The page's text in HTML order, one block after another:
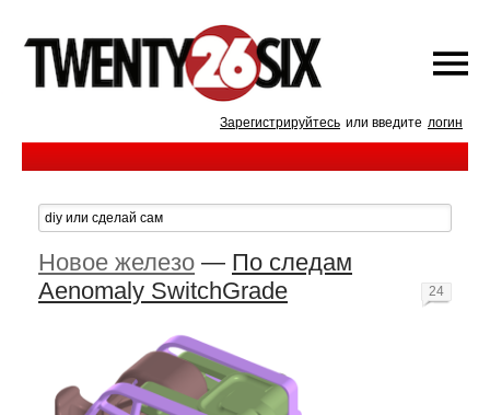
Зарегистрируйтесь или введите логин
Новое железо — По следам
Aenomaly SwitchGrade
24